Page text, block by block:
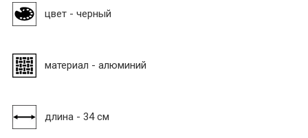
цвет - черный
материал - алюминий
длина - 34 см